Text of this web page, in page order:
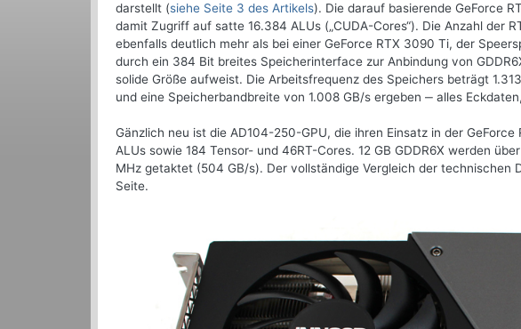
darstellt (siehe Seite 3 des Artikels). Die darauf basierende GeForce
damit Zugriff auf satte 16.384 ALUs („CUDA-Cores“). Die Anzahl der
ebenfalls deutlich mehr als bei einer GeForce RTX 3090 Ti, der
durch ein 384 Bit breites Speicherinterface zur Anbindung von
solide Größe aufweist. Die Arbeitsfrequenz des Speichers beträgt
und eine Speicherbandbreite von 1.008 GB/s ergeben ‒ alles
Gänzlich neu ist die AD104-250-GPU, die ihren Einsatz in der
ALUs sowie 184 Tensor- und 46RT-Cores. 12 GB GDDR6X werden
MHz getaktet (504 GB/s). Der vollständige Vergleich der technischen
Seite.